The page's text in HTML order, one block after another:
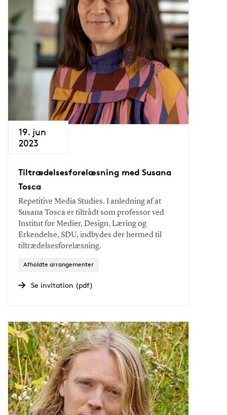
19. jun
2023
Tiltrædelsesforelæsning med Susana
Tosca
Repetitive Media Studies. I anledning af at
Susana Tosca er tiltrådt som professor ved
Institut for Medier, Design, Læring og
Erkendelse, SDU, indbydes der hermed til
tiltrædelsesforelæsning.
Afholdte arrangementer
Se invitation (pdf)